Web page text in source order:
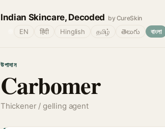
Indian Skincare, Decoded by CureSkin
EN हिंदी Hinglish தமிழ் తెలుగు বাংলা
উপাদান
Carbomer
Thickener / gelling agent